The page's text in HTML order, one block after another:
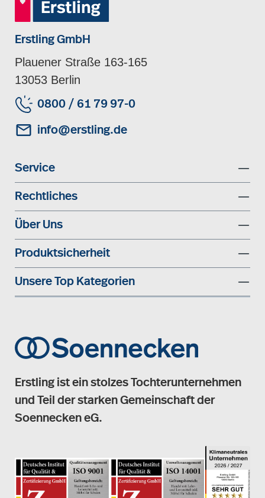
Erstling GmbH
Plauener Straße 163-165
13053 Berlin
0800 / 61 79 97-0
info@erstling.de
Service
Rechtliches
Über Uns
Produktsicherheit
Unsere Top Kategorien
Erstling ist ein stolzes Tochterunternehmen
und Teil der starken Gemeinschaft der
Soennecken eG.